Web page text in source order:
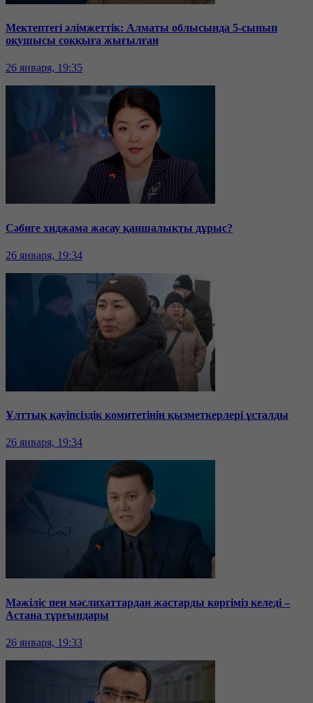
Мектептегі әлімжеттік: Алматы облысында 5-сынып
оқушысы соққыға жығылған
26 января, 19:35
Сәбиге хиджама жасау қаншалықты дұрыс?
26 января, 19:34
Ұлттық қауіпсіздік комитетінің қызметкерлері ұсталды
26 января, 19:34
Мәжіліс пен мәслихаттардан жастарды көргіміз келеді –
Астана тұрғындары
26 января, 19:33